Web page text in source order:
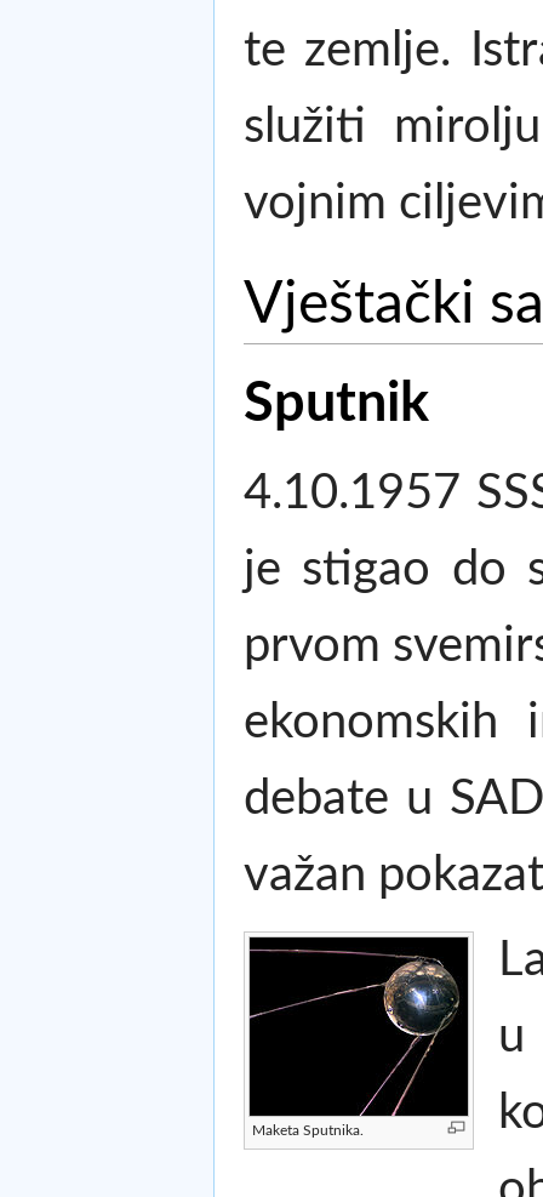
te zemlje.
služiti
vojnim
Vještački
Sputnik
4.10.1957
je stigao do
prvom
ekonomskih
debate u
važan
Maketa Sputnika.
u